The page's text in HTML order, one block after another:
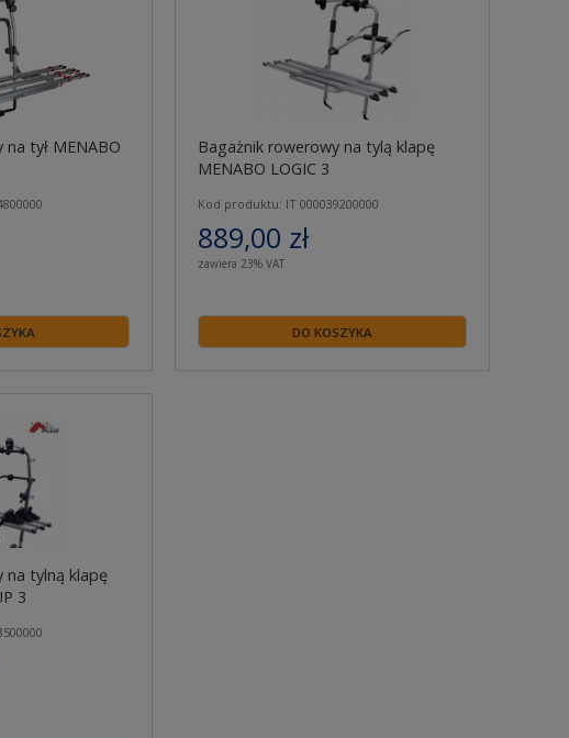
tył MENABO
Bagażnik rowerowy na tylą klapę
MENABO LOGIC 3
Kod produktu: IT 000039200000
889,00 zł
zawiera 23% VAT
DO KOSZYKA
na tylną klapę
3